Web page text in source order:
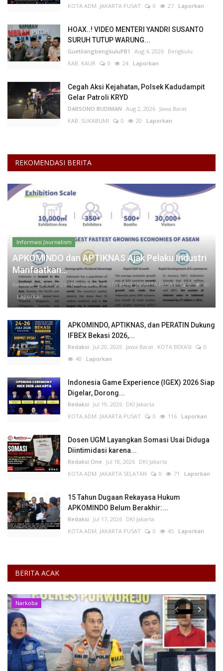
KOTA ADM. JAKARTA PUSAT 0 27 Laporkan
HOAX..! VIDEO MENTERI YANDRI SUSANTO
SURUH TUTUP WARUNG...
GuetilangbengkuluPB1 Aug 4, 2026 Bengkulu
KAB. KAUR
0 24 Laporkan
Cegah Aksi Kejahatan, Polsek Kadudampit
Gelar Patroli KRYD
DARSONO BUDIMAN Aug 2, 2026 Jawa Barat
KAB. SUKABUMI
0 20 Laporkan
REKOMENDASI BERITA
Informasi Journalism
APKOMINDO dan APTIKNAS Ajak Pelaku Industri
Manfaatkan...
Redaksi Jul 21, 2026 DKI Jakarta KOTA ADM. JAKARTA PUSAT 0
40
Laporkan
APKOMINDO, APTIKNAS, dan PERATIN Dukung
IFBEX Bekasi 2026,...
Redaksi Jul 20, 2026 Jawa Barat KOTA BEKASI
0
40 Laporkan
Indonesia Game Experience (IGEX) 2026 Siap
Digelar, Dorong...
Redaksi Jul 19, 2026 DKI Jakarta
KOTA ADM. JAKARTA PUSAT
0 116 Laporkan
Dosen UGM Layangkan Somasi Usai Diduga
Diintimidasi karena...
Redaksi One Jul 18, 2026 DKI Jakarta
KOTA ADM. JAKARTA SELATAN
0 71 Laporkan
15 Tahun Dugaan Rekayasa Hukum
APKOMINDO Belum Berakhir:...
Redaksi Jul 17, 2026 DKI Jakarta
KOTA ADM. JAKARTA PUSAT
0 45 Laporkan
BERITA ACAK
Kecelakaan